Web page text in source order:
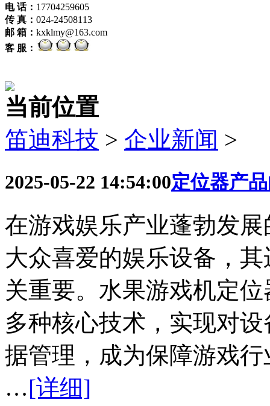
电 话： 17704259605
传 真： 024-24508113
邮 箱： kxklmy@163.com
客 服：
当前位置
笛迪科技 > 企业新闻 >
2025-05-22 14:54:00定位器产
在游戏娱乐产业蓬勃发
大众喜爱的娱乐设备，
关重要。水果游戏机定
多种核心技术，实现对
据管理，成为保障游戏
…[详细]